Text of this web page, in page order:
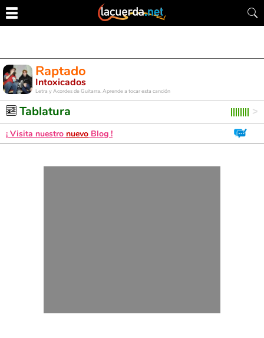
Raptado
Intoxicados
Letra y Acordes de Guitarra. Aprende a tocar esta canción
Tablatura
¡ Visita nuestro nuevo Blog !